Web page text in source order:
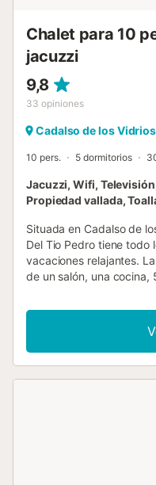
Chalet para 10
jacuzzi
9,8
33 opiniones
Cadalso de los
10 pers. 5 dormitorios
Jacuzzi, Wifi,
Propiedad vallada,
Situada en Cadalso de
Del Tio Pedro tiene todo
vacaciones relajantes.
de un salón, una cocina,
incluyen Wi-Fi de alta
con un espacio de
videollamadas, una
un ventilador, una